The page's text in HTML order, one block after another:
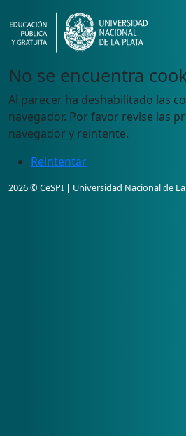
No se encuentra
Al parecer ha deshabilitado las
navegador. Por favor revise las
navegador y reintente.
Reintentar
2026 © CeSPI | Universidad Nacional de